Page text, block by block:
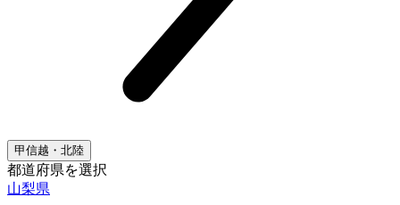
甲信越・北陸
都道府県を選択
山梨県